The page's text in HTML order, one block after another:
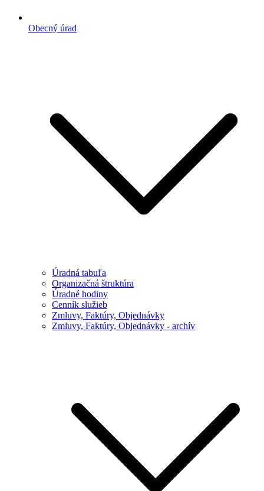
Obecný úrad
Úradná tabuľa
Organizačná štruktúra
Úradné hodiny
Cenník služieb
Zmluvy, Faktúry, Objednávky
Zmluvy, Faktúry, Objednávky - archív